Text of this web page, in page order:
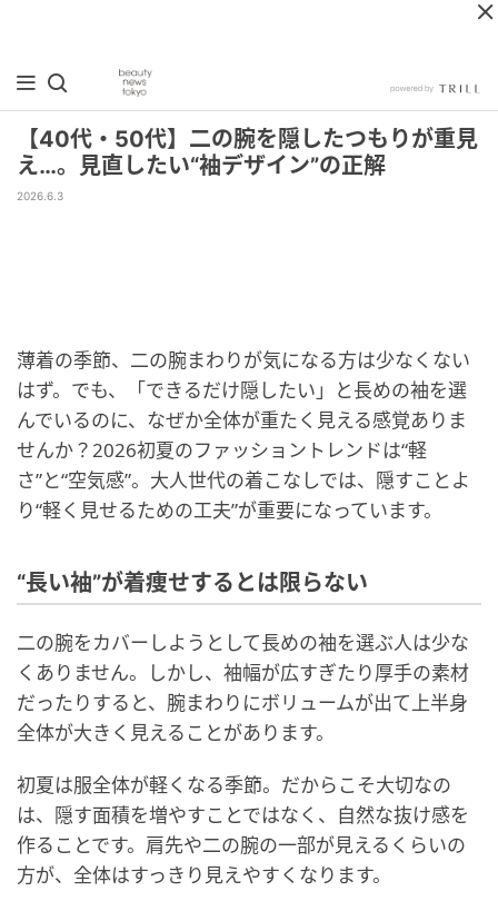
【40代・50代】二の腕を隠したつもりが重見
え…。見直したい“袖デザイン”の正解
2026.6.3
薄着の季節、二の腕まわりが気になる方は少なくない
はず。でも、「できるだけ隠したい」と長めの袖を選
んでいるのに、なぜか全体が重たく見える感覚ありま
せんか？2026初夏のファッショントレンドは“軽
さ”と“空気感”。大人世代の着こなしでは、隠すことよ
り“軽く見せるための工夫”が重要になっています。
“長い袖”が着痩せするとは限らない
二の腕をカバーしようとして長めの袖を選ぶ人は少な
くありません。しかし、袖幅が広すぎたり厚手の素材
だったりすると、腕まわりにボリュームが出て上半身
全体が大きく見えることがあります。
初夏は服全体が軽くなる季節。だからこそ大切なの
は、隠す面積を増やすことではなく、自然な抜け感を
作ることです。肩先や二の腕の一部が見えるくらいの
方が、全体はすっきり見えやすくなります。